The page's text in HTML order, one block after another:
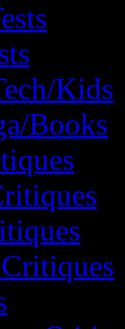
Kids
Books